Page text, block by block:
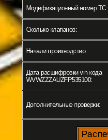
Модификационный номер ТС:
Сколько клапанов:
Начали производство:
Дата расшифровки vin кода
WVWZZZAUZFP535100:
Дополнительные проверки: